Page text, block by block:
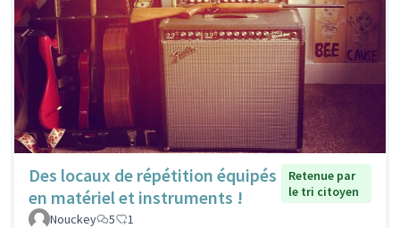
Des locaux de répétition équipés
en matériel et instruments !
Retenue par
le tri citoyen
Nouckey
5 1